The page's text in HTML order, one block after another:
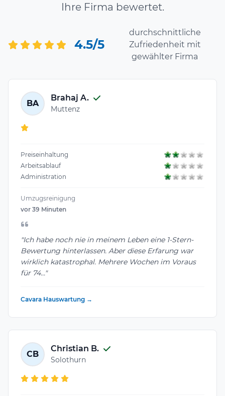
Ihre Firma bewertet.
4.5/5
durchschnittliche
Zufriedenheit mit
gewählter Firma
BA
Brahaj A.
Muttenz
Preiseinhaltung
Arbeitsablauf
Administration
Umzugsreinigung
vor 39 Minuten
"Ich habe noch nie in meinem Leben eine 1-Stern-
Bewertung hinterlassen. Aber diese Erfarung war
wirklich katastrophal. Mehrere Wochen im Voraus
für 74..."
Cavara Hauswartung →
CB
Christian B.
Solothurn